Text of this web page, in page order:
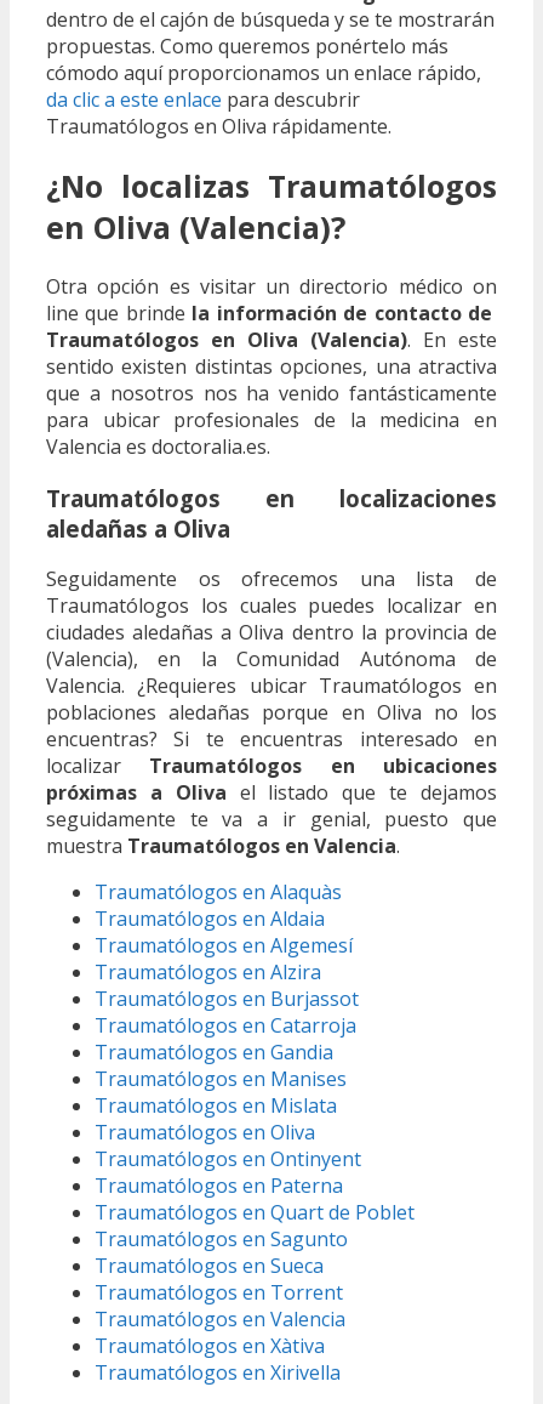
dentro de el cajón de búsqueda y se te mostrarán
propuestas. Como queremos ponértelo más
cómodo aquí proporcionamos un enlace rápido,
da clic a este enlace para descubrir
Traumatólogos en Oliva rápidamente.
¿No localizas Traumatólogos
en Oliva (Valencia)?
Otra opción es visitar un directorio médico on
line que brinde la información de contacto de
Traumatólogos en Oliva (Valencia). En este
sentido existen distintas opciones, una atractiva
que a nosotros nos ha venido fantásticamente
para ubicar profesionales de la medicina en
Valencia es doctoralia.es.
Traumatólogos en localizaciones
aledañas a Oliva
Seguidamente os ofrecemos una lista de
Traumatólogos los cuales puedes localizar en
ciudades aledañas a Oliva dentro la provincia de
(Valencia), en la Comunidad Autónoma de
Valencia. ¿Requieres ubicar Traumatólogos en
poblaciones aledañas porque en Oliva no los
encuentras? Si te encuentras interesado en
localizar Traumatólogos en ubicaciones
próximas a Oliva el listado que te dejamos
seguidamente te va a ir genial, puesto que
muestra Traumatólogos en Valencia.
Traumatólogos en Alaquàs
Traumatólogos en Aldaia
Traumatólogos en Algemesí
Traumatólogos en Alzira
Traumatólogos en Burjassot
Traumatólogos en Catarroja
Traumatólogos en Gandia
Traumatólogos en Manises
Traumatólogos en Mislata
Traumatólogos en Oliva
Traumatólogos en Ontinyent
Traumatólogos en Paterna
Traumatólogos en Quart de Poblet
Traumatólogos en Sagunto
Traumatólogos en Sueca
Traumatólogos en Torrent
Traumatólogos en Valencia
Traumatólogos en Xàtiva
Traumatólogos en Xirivella